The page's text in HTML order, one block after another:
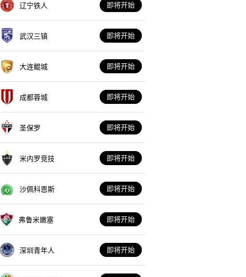
辽宁铁人 即将开始
武汉三镇 即将开始
大连鲲城 即将开始
成都蓉城 即将开始
圣保罗 即将开始
米内罗竞技 即将开始
沙佩科恩斯 即将开始
弗鲁米嫩塞 即将开始
深圳青年人 即将开始